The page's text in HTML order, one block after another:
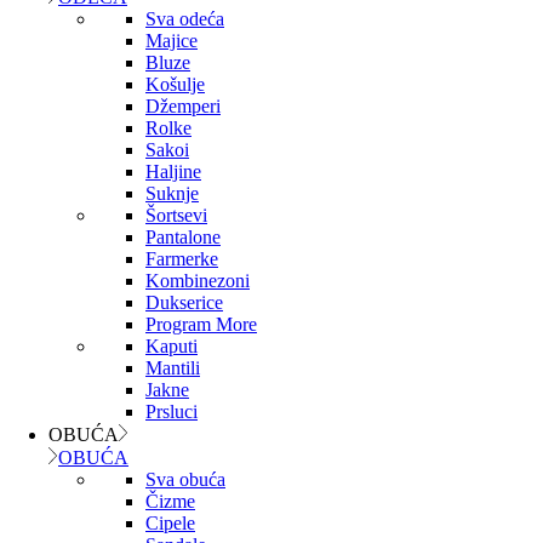
Sva odeća
Majice
Bluze
Košulje
Džemperi
Rolke
Sakoi
Haljine
Suknje
Šortsevi
Pantalone
Farmerke
Kombinezoni
Dukserice
Program More
Kaputi
Mantili
Jakne
Prsluci
OBUĆA
OBUĆA
Sva obuća
Čizme
Cipele